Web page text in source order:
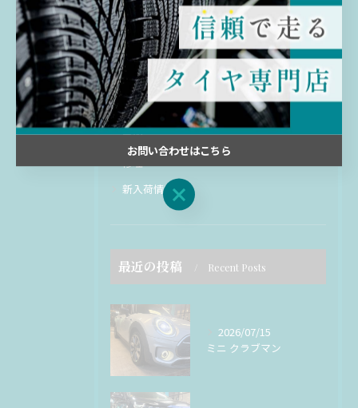
全てのカテゴリー
交換
販売
ホイール
買取
修理
新入荷情報
最近の投稿 Recent Posts
2026/07/15
ミニ クラブマン
お問い合わせはこちら
お問い合わせはこちら